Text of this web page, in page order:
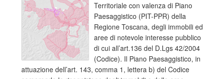
Territoriale con valenza di Piano
Paesaggistico (PIT-PPR) della
Regione Toscana, degli immobili ed
aree di notevole interesse pubblico
di cui all’art.136 del D.Lgs 42/2004
(Codice). Il Piano Paesaggistico, in
attuazione dell’art. 143, comma 1, lettera b) del Codice